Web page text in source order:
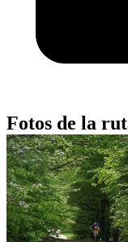
Fotos de la